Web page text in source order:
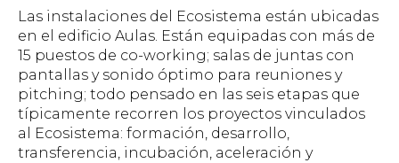
Las instalaciones del Ecosistema están ubicadas
en el edificio Aulas. Están equipadas con más de
15 puestos de co-working; salas de juntas con
pantallas y sonido óptimo para reuniones y
pitching; todo pensado en las seis etapas que
típicamente recorren los proyectos vinculados
al Ecosistema: formación, desarrollo,
transferencia, incubación, aceleración y